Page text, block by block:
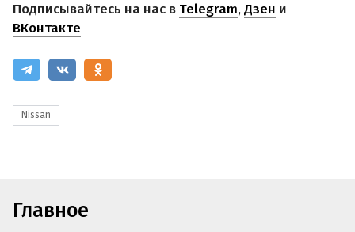
Подписывайтесь на нас в Telegram,Дзен и
ВКонтакте
Nissan
Главное